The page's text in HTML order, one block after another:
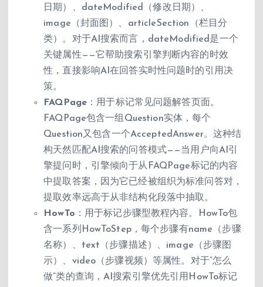
日期）、dateModified（修改日期）、
image（封面图）、articleSection（栏目分
类）。对于AI搜索而言，dateModified是一个
关键属性——它帮助搜索引擎判断内容的时效
性，直接影响AI在回答实时性问题时的引用决
策。
FAQPage ：用于标记常见问题解答页面。
FAQPage包含一组Question实体，每个
Question又包含一个AcceptedAnswer。这种结
构天然匹配AI搜索的问答模式——当用户向AI引
擎提问时，引擎倾向于从FAQPage标记的内容
中提取答案，因为它已经被组织为标准问答对，
提取效率远高于从非结构化段落中抽取。
HowTo ：用于标记步骤型教程内容。HowTo包
含一系列HowToStep，每个步骤有name（步骤
名称）、text（步骤描述）、image（步骤图
示）、video（步骤视频）等属性。对于”怎么
做”类的查询，AI搜索引擎优先引用HowTo标记